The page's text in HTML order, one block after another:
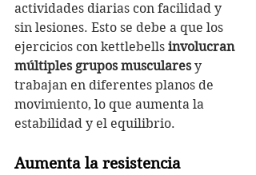
actividades diarias con facilidad y
sin lesiones. Esto se debe a que los
ejercicios con kettlebells involucran
múltiples grupos musculares y
trabajan en diferentes planos de
movimiento, lo que aumenta la
estabilidad y el equilibrio.
Aumenta la resistencia